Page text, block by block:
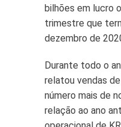
bilhões em lucro
trimestre que
dezembro de
Durante todo o
relatou vendas
número mais de
relação ao ano